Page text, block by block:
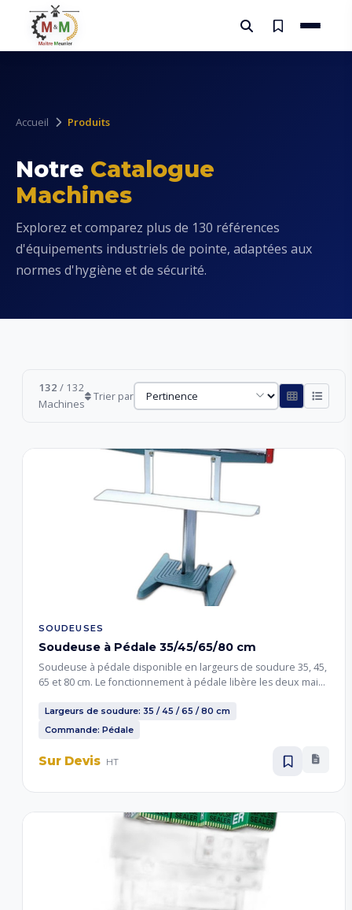
Accueil Produits
Notre Catalogue
Machines
Explorez et comparez plus de 130 références
d'équipements industriels de pointe, adaptées aux
normes d'hygiène et de sécurité.
132 / 132
Machines
Trier par
SOUDEUSES
Soudeuse à Pédale 35/45/65/80 cm
Soudeuse à pédale disponible en largeurs de soudure 35, 45,
65 et 80 cm. Le fonctionnement à pédale libère les deux mains
couscous, semoule, épices et produits alimentaires.
Largeurs de soudure: 35 / 45 / 65 / 80 cm
Commande: Pédale
Sur Devis HT